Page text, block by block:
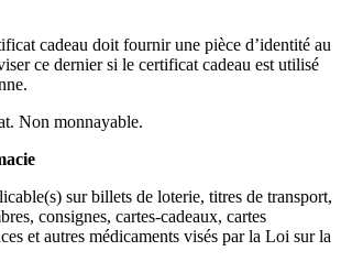
cadeau doit fournir une pièce d’identité au
ce dernier si le certificat cadeau est utilisé
Non monnayable.
sur billets de loterie, titres de transport,
consignes, cartes-cadeaux, cartes
et autres médicaments visés par la Loi sur la